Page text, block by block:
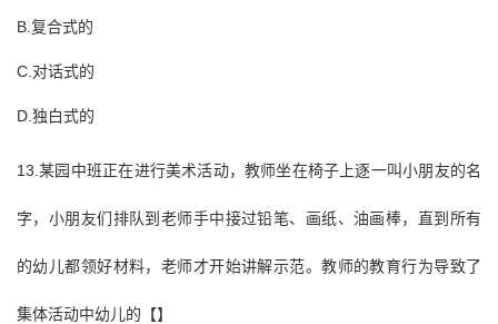
B.复合式的
C.对话式的
D.独白式的
13.某园中班正在进行美术活动，教师坐在椅子上逐一叫小朋友的名
字，小朋友们排队到老师手中接过铅笔、画纸、油画棒，直到所有
的幼儿都领好材料，老师才开始讲解示范。教师的教育行为导致了
集体活动中幼儿的【】